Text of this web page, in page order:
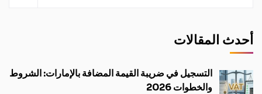
أحدث المقالات
التسجيل في ضريبة القيمة المضافة بالإمارات: الشروط
والخطوات 2026